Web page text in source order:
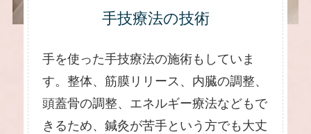
手技療法の技術
手を使った手技療法の施術もしていま
す。整体、筋膜リリース、内臓の調整、
頭蓋骨の調整、エネルギー療法などもで
きるため、鍼灸が苦手という方でも大丈